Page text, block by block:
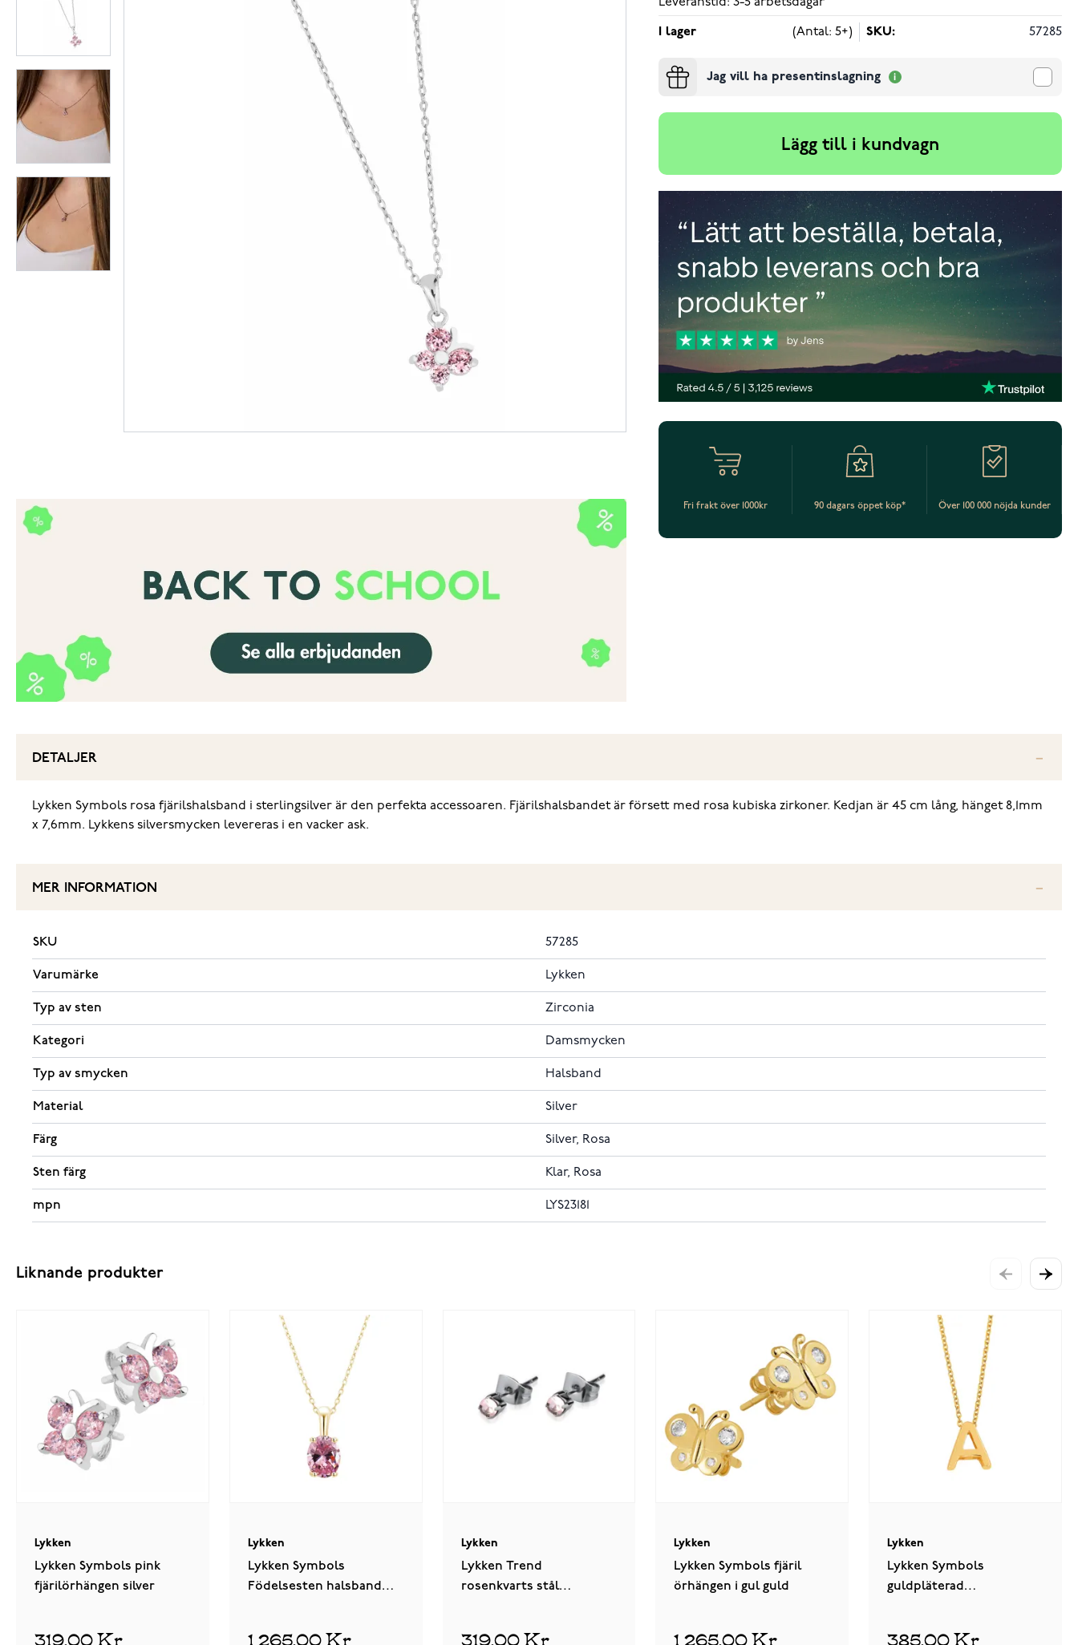
I lager (Antal: 5+) SKU: 57285
Jag vill ha presentinslagning
Lägg till i kundvagn
Fri frakt över 1000kr 90 dagars öppet köp* Över 100 000 nöjda kunder
DETALJER
Lykken Symbols rosa fjärilshalsband i sterlingsilver är den perfekta accessoaren. Fjärilshalsbandet är försett med rosa kubiska zirkoner. Kedjan är 45 cm lång, hänget 8,1mm
x 7,6mm. Lykkens silversmycken levereras i en vacker ask.
MER INFORMATION
SKU 57285
Varumärke Lykken
Typ av sten Zirconia
Kategori Damsmycken
Typ av smycken Halsband
Material Silver
Färg Silver, Rosa
Sten färg Klar, Rosa
mpn LYS23181
Liknande produkter
Lykken
Lykken Symbols pink
fjärilörhängen silver
319,00 Kr
Lykken
Lykken Symbols
Födelsesten halsband
1 265,00 Kr
Lykken
Lykken Trend
rosenkvarts stål
319,00 Kr
Lykken
Lykken Symbols fjäril
örhängen i gul guld
1 265,00 Kr
Lykken
Lykken Symbols
guldpläterad
385,00 Kr